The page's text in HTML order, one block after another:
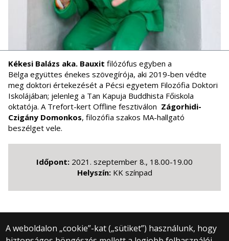
Kékesi Balázs aka. Bauxit filózófus egyben a
Bëlga együttes énekes szövegírója, aki 2019-ben védte
meg doktori értekezését a Pécsi egyetem Filozófia Doktori
Iskolájában; jelenleg a Tan Kapuja Buddhista Főiskola
oktatója. A Trefort-kert Offline fesztiválon Zágorhidi-
Czigány Domonkos, filozófia szakos MA-hallgató
beszélget vele.
Időpont: 2021. szeptember 8., 18.00-19.00
Helyszín:KK színpad
A weboldalon „cookie”-kat („sütiket”) használunk, hogy